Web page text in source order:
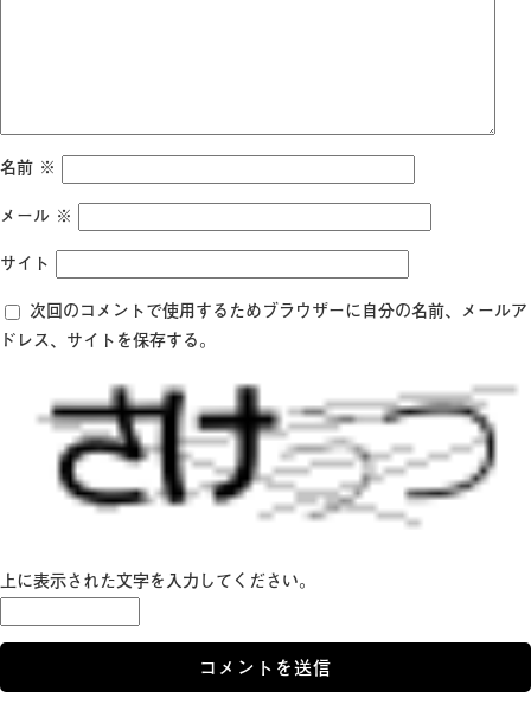
名前 ※
メール ※
サイト
次回のコメントで使用するためブラウザーに自分の名前、メールア
ドレス、サイトを保存する。
上に表示された文字を入力してください。